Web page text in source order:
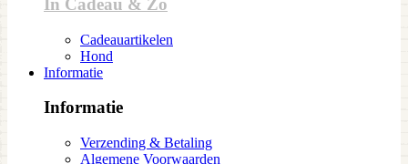
In Cadeau & Zo
Cadeauartikelen
Hond
Informatie
Informatie
Verzending & Betaling
Algemene Voorwaarden